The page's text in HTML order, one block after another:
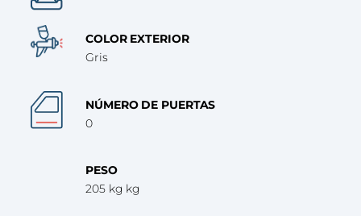
COLOR EXTERIOR
Gris
NÚMERO DE PUERTAS
0
PESO
205 kg kg